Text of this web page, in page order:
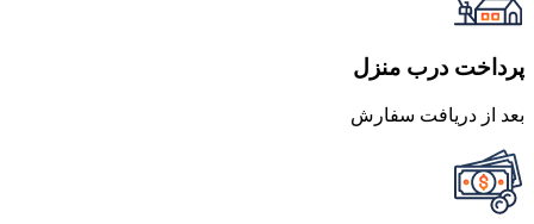
تجربی
پرداخت درب منزل
بعد از دریافت سفارش